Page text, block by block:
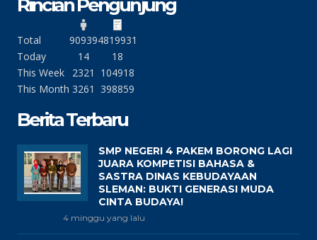
Rincian Pengunjung
Total 909394819931
Today
14
18
This Week
2321
104918
This Month 3261 398859
Berita Terbaru
SMP NEGERI 4 PAKEM BORONG LAGI
JUARA KOMPETISI BAHASA &
SASTRA DINAS KEBUDAYAAN
SLEMAN: BUKTI GENERASI MUDA
CINTA BUDAYA!
4 minggu yang lalu